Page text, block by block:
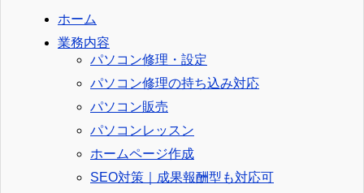
ホーム
業務内容
パソコン修理・設定
パソコン修理の持ち込み対応
パソコン販売
パソコンレッスン
ホームページ作成
SEO対策｜成果報酬型も対応可